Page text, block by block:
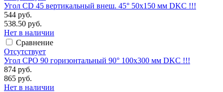
Угол CD 45 вертикальный внеш. 45° 50х150 мм DKC !!!
544 руб.
538.50 руб.
Нет в наличии
Сравнение
Отсутствует
Угол CPO 90 горизонтальный 90° 100х300 мм DKC !!!
874 руб.
865 руб.
Нет в наличии